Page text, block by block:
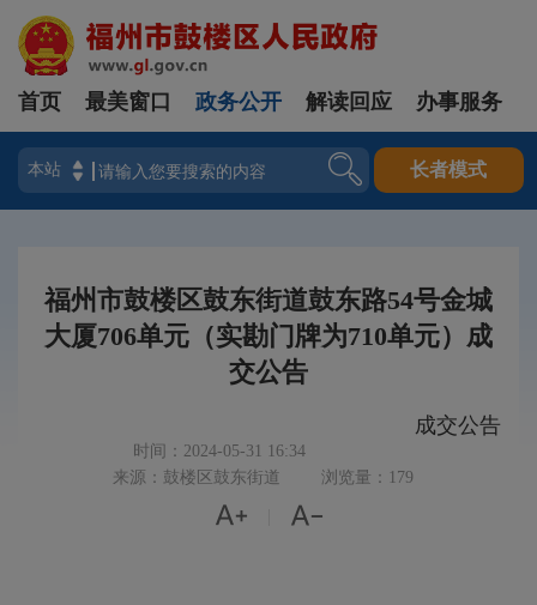
登录
首页 最美窗口 政务公开 解读回应 办事服务
长者模式
福州市鼓楼区鼓东街道鼓东路54号金城
大厦706单元（实勘门牌为710单元）成
交公告
成交公告
时间：2024-05-31 16:34
来源：鼓楼区鼓东街道
浏览量：179
 